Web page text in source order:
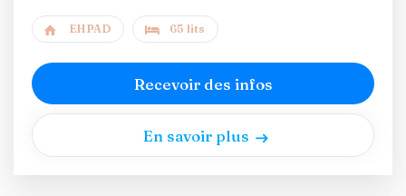
EHPAD 65 lits
Recevoir des infos
En savoir plus